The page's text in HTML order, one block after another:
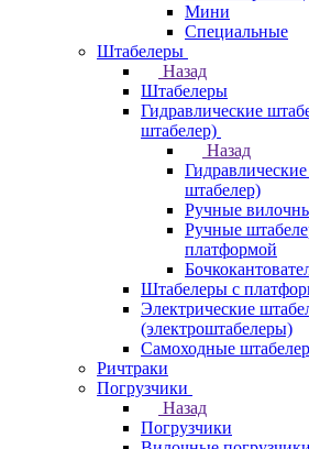
Мини
Специальные
Штабелеры
Назад
Штабелеры
Гидравлические
штабелер)
Назад
штабелер)
Ручные
Ручные
платформой
Штабелеры с
Электрические
(электроштабелеры)
Самоходные
Ричтраки
Погрузчики
Назад
Погрузчики